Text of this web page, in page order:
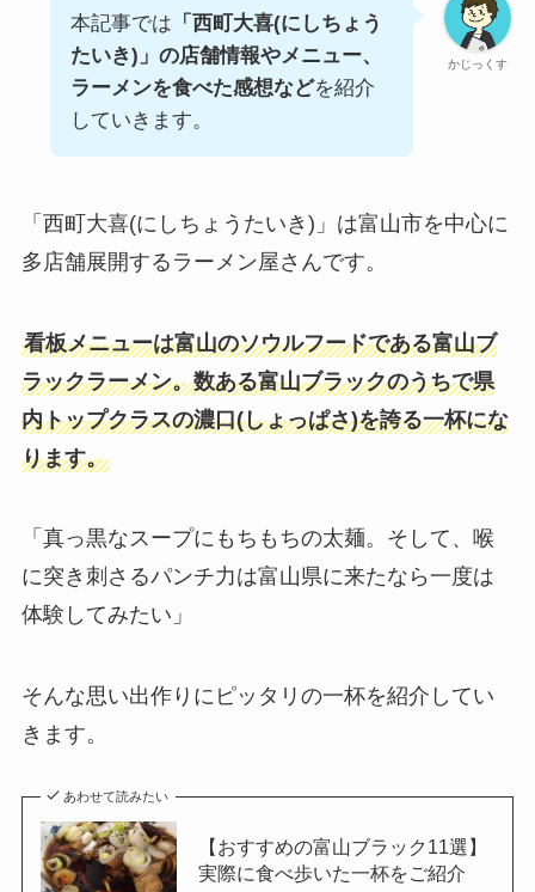
かじっくす
本記事では 「西町大喜(にしちょう
たいき)」の店舗情報やメニュー、
ラーメンを食べた感想などを紹介
していきます。
「西町大喜(にしちょうたいき)」は富山市を中心に
多店舗展開するラーメン屋さんです。
看板メニューは富山のソウルフードである富山ブ
ラックラーメン。数ある富山ブラックのうちで県
内トップクラスの濃口(しょっぱさ)を誇る一杯にな
ります。
「真っ黒なスープにもちもちの太麺。そして、喉
に突き刺さるパンチ力は富山県に来たなら一度は
体験してみたい」
そんな思い出作りにピッタリの一杯を紹介してい
きます。
あわせて読みたい
【おすすめの富山ブラック11選】
実際に食べ歩いた一杯をご紹介